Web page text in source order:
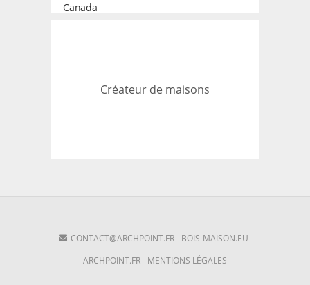
Canada
Créateur de maisons
CONTACT@ARCHPOINT.FR- BOIS-MAISON.EU -
ARCHPOINT.FR- MENTIONS LÉGALES